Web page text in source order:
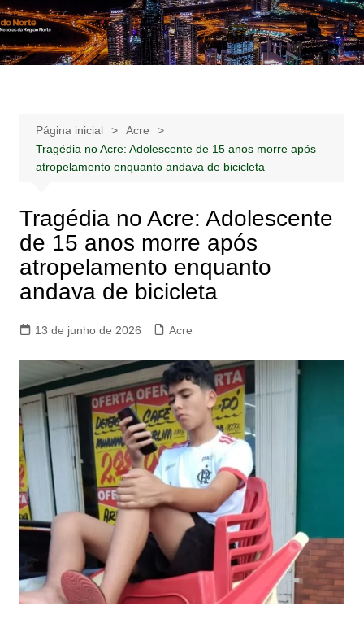
Ir
para
o
Notícias –
Publicidades –
Notícias – Publicidades – Anúncios
Página inicial
Acre
Tragédia no Acre: Adolescente de 15 anos morre após
atropelamento enquanto andava de bicicleta
Tragédia no Acre: Adolescente
de 15 anos morre após
atropelamento enquanto
andava de bicicleta
13 de junho de 2026 Acre